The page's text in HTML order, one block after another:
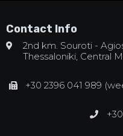
Contact Info
2nd km. Souroti -
Thessaloniki, Central
+30 2396 041 989